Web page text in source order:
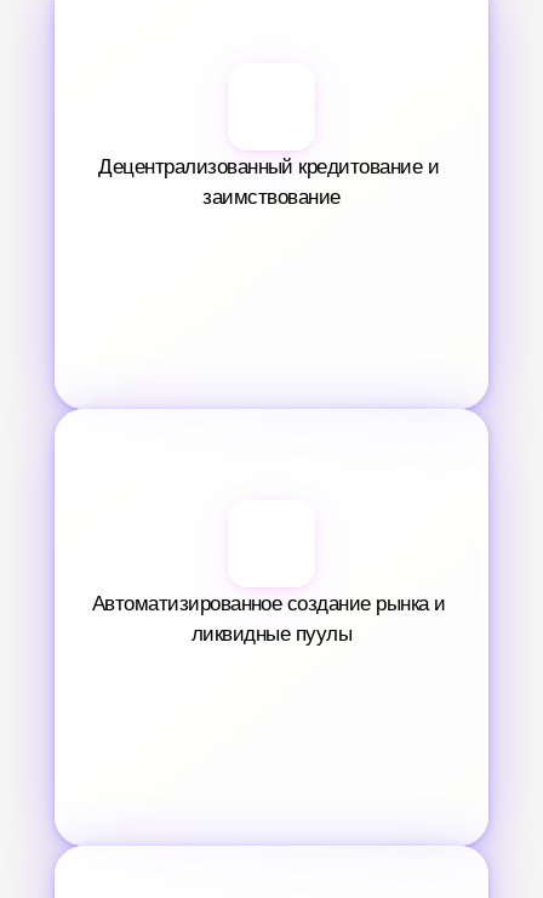
Децентрализованный кредитование и
заимствование
Автоматизированное создание рынка и
ликвидные пуулы